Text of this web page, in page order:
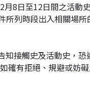
8日至12日間之活動
列時段出入相關場
接觸史及活動史，
確有拒絕、規避或妨